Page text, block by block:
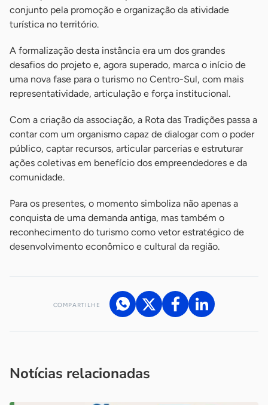
conjunto pela promoção e organização da atividade
turística no território.
A formalização desta instância era um dos grandes
desafios do projeto e, agora superado, marca o início de
uma nova fase para o turismo no Centro-Sul, com mais
representatividade, articulação e força institucional.
Com a criação da associação, a Rota das Tradições passa a
contar com um organismo capaz de dialogar com o poder
público, captar recursos, articular parcerias e estruturar
ações coletivas em benefício dos empreendedores e da
comunidade.
Para os presentes, o momento simboliza não apenas a
conquista de uma demanda antiga, mas também o
reconhecimento do turismo como vetor estratégico de
desenvolvimento econômico e cultural da região.
COMPARTILHE
Notícias relacionadas